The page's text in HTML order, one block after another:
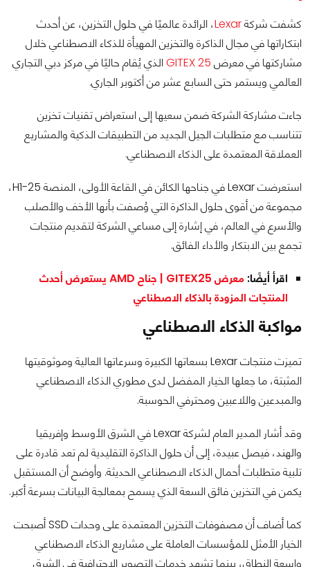
كشفت شركةLexar، الرائدة عالميًا في حلول التخزين، عن أحدث
ابتكاراتها في مجال الذاكرة والتخزين المهيأة للذكاء الاصطناعي خلال
مشاركتها في معرض GITEX 25الذي يُقام حاليًا في مركز دبي التجاري
العالمي ويستمر حتى السابع عشر من أكتوبر الجاري.
جاءت مشاركة الشركة ضمن سعيها إلى استعراض تقنيات تخزين
تتناسب مع متطلبات الجيل الجديد من التطبيقات الذكية والمشاريع
العملاقة المعتمدة على الذكاء الاصطناعي.
استعرضت Lexar في جناحها الكائن في القاعة الأولى، المنصة H1-25،
مجموعة من أقوى حلول الذاكرة التي وُصفت بأنها الأخف والأصلب
والأسرع في العالم، في إشارة إلى مساعي الشركة لتقديم منتجات
تجمع بين الابتكار والأداء الفائق.
اقرأ أيضًا:
معرض GITEX25 | جناح AMD يستعرض أحدث
المنتجات المزودة بالذكاء الاصطناعي
مواكبة الذكاء الاصطناعي
تميزت منتجات Lexar بسعاتها الكبيرة وسرعاتها العالية وموثوقيتها
المثبتة، ما جعلها الخيار المفضل لدى مطوري الذكاء الاصطناعي
والمبدعين واللاعبين ومحترفي الحوسبة.
وقد أشار المدير العام لشركة Lexar في الشرق الأوسط وإفريقيا
والهند، فيصل عبيدة، إلى أن حلول الذاكرة التقليدية لم تعد قادرة على
تلبية متطلبات أحمال الذكاء الاصطناعي الحديثة. وأوضح أن المستقبل
يكمن في التخزين فائق السعة الذي يسمح بمعالجة البيانات بسرعة أكبر.
كما أضاف أن مصفوفات التخزين المعتمدة على وحدات SSD أصبحت
الخيار الأمثل للمؤسسات العاملة على مشاريع الذكاء الاصطناعي
واسعة النطاق، بينما تشهد خدمات التصوير الاحترافية في الشرق